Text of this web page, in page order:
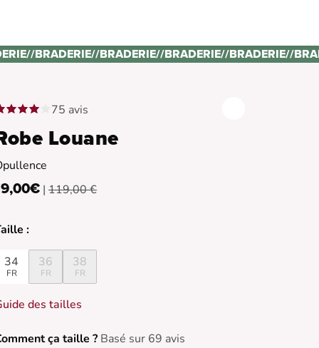
//BRADERIE//BRADERIE//BRADERIE//BRADERIE//
75 avis
Louane
| 119,00 €
:
34
FR
36
FR
38
FR
des tailles
ça taille ? Basé sur 69 avis